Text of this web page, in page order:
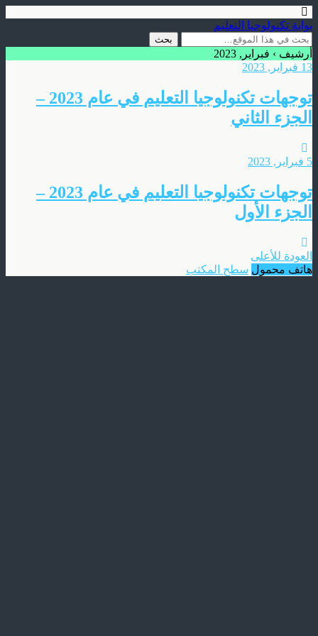
بوابة تكنولوجيا التعليم
أرشيف › فبراير, 2023
13 فبراير, 2023
توجهات تكنولوجيا التعليم في عام 2023 –
الجزء الثاني
5 فبراير, 2023
توجهات تكنولوجيا التعليم في عام 2023 –
الجزء الأول
العودة للأعلى
هاتف محمول سطح المكتب